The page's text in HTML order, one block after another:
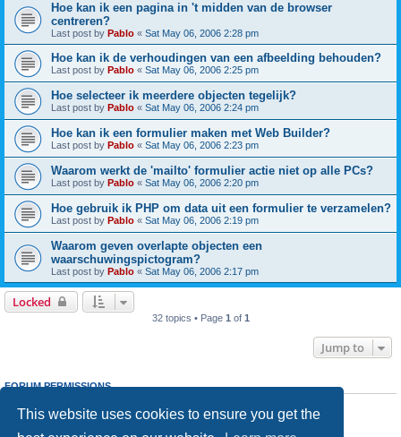
This website uses cookies to ensure you get the
Hoe kan ik een pagina in 't midden van de browser
centreren?
Last post by Pablo « Sat May 06, 2006 2:28 pm
Hoe kan ik de verhoudingen van een afbeelding behouden?
Last post by Pablo « Sat May 06, 2006 2:25 pm
Hoe selecteer ik meerdere objecten tegelijk?
Last post by Pablo « Sat May 06, 2006 2:24 pm
Hoe kan ik een formulier maken met Web Builder?
Last post by Pablo « Sat May 06, 2006 2:23 pm
Waarom werkt de 'mailto' formulier actie niet op alle PCs?
Last post by Pablo « Sat May 06, 2006 2:20 pm
Hoe gebruik ik PHP om data uit een formulier te verzamelen?
Last post by Pablo « Sat May 06, 2006 2:19 pm
Waarom geven overlapte objecten een
waarschuwingspictogram?
Last post by Pablo « Sat May 06, 2006 2:17 pm
Locked
32 topics • Page 1 of 1
Jump to
FORUM PERMISSIONS
cannotreply to topics in this forum